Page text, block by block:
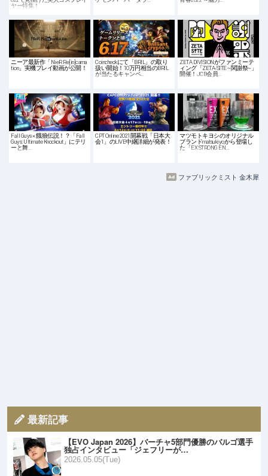
ヤー特集！
ニーア最新作「NieR Re[in]carna
tion」実機プレイ動画が公開！
Coincheckにて「BRIL」の取り
扱い開始！10万円相当のBRIL
が当たるキャンペ…
ZETA DIVISIONがファンミーテ
ィング「ZETA-SITE ~関謝祭~」
開催！JCB会員…
Fall Guys × 餓狼伝説！？「Fall
Guys: Ultimate Knockout」にテリ
ーと舞…
CPT Online 2021開幕戦「日本大
会1」のLIVE中継詳細が発表！
マツモトキヨシのオリジナル
ブランドmatsukiyoから登場し
た「EX STRONG EN…
ファブリックミスト 金木犀
最新記事
【EVO Japan 2026】バーチャ5部門優勝のバルゴ選手
独占インタビュー「ジェフリーが…
2026.05.05(Tue)